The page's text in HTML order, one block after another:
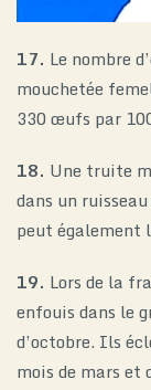
17. Le nombre
mouchetée
330 œufs par
18. Une truite
dans un
peut également
19. Lors de la
enfouis dans le
d’octobre. Ils
mois de mars et